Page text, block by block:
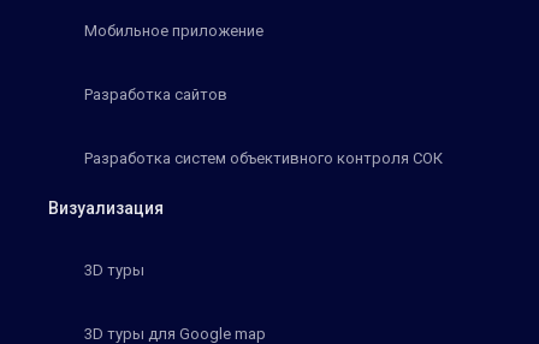
Мобильное приложение
Разработка сайтов
Разработка систем объективного контроля СОК
Визуализация
3D туры
3D туры для Google map